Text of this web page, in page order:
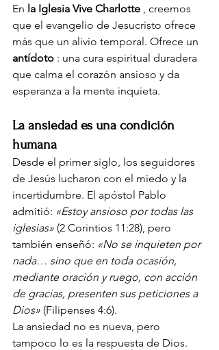
En la Iglesia Vive Charlotte
, creemos
que el evangelio de Jesucristo ofrece
más que un alivio temporal. Ofrece un
antídoto : una cura espiritual duradera
que calma el corazón ansioso y da
esperanza a la mente inquieta.
La ansiedad es una condición
humana
Desde el primer siglo, los seguidores
de Jesús lucharon con el miedo y la
incertidumbre. El apóstol Pablo
admitió: «Estoy ansioso por todas las
iglesias» (2 Corintios 11:28), pero
también enseñó: «No se inquieten por
nada… sino que en toda ocasión,
mediante oración y ruego, con acción
de gracias, presenten sus peticiones a
Dios» (Filipenses 4:6).
La ansiedad no es nueva, pero
tampoco lo es la respuesta de Dios.